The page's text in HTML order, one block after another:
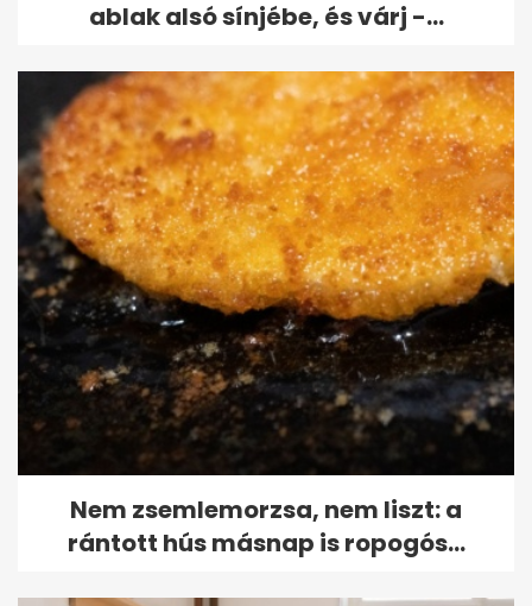
ablak alsó sínjébe, és várj -...
Nem zsemlemorzsa, nem liszt: a
rántott hús másnap is ropogós...